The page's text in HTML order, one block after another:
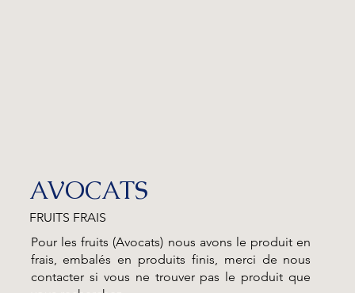
AVOCATS
FRUITS FRAIS
Pour les fruits (Avocats) nous avons le produit en
frais, embalés en produits finis, merci de nous
contacter si vous ne trouver pas le produit que